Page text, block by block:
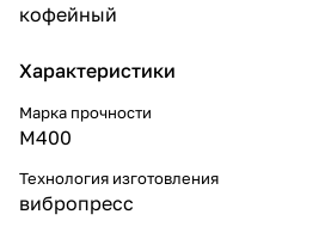
кофейный
Характеристики
Марка прочности
М400
Технология изготовления
вибропресс